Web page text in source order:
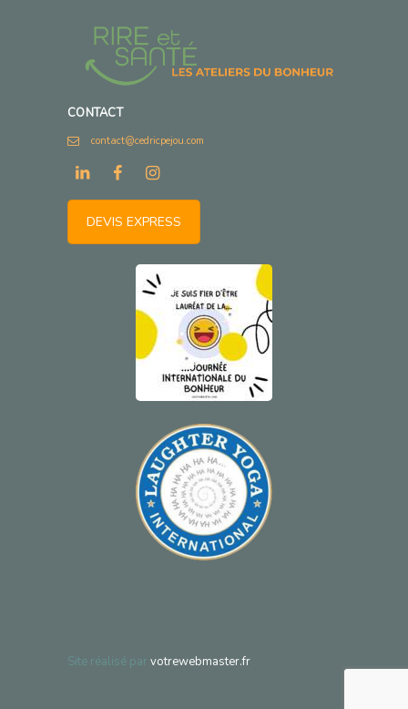
CONTACT
contact@cedricpejou.com
DEVIS EXPRESS
Site réalisé par votrewebmaster.fr